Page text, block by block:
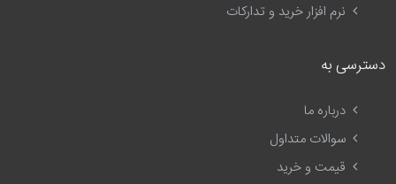
نرم افزار خرید و تدارکات
دسترسی به
درباره ما
سوالات متداول
قیمت و خرید